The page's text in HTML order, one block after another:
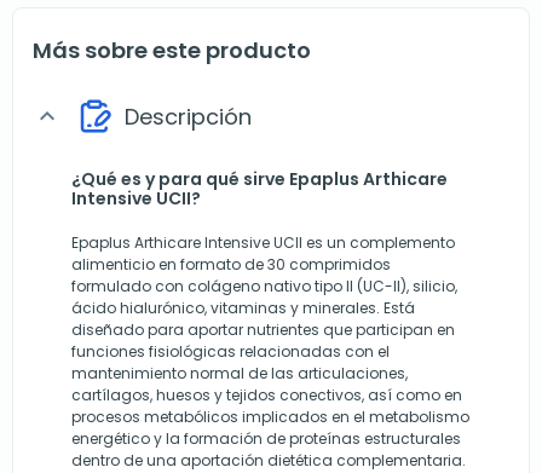
Más sobre este producto
expand_more Descripción
¿Qué es y para qué sirve Epaplus Arthicare
Intensive UCII?
Epaplus Arthicare Intensive UCII es un complemento
alimenticio en formato de 30 comprimidos
formulado con colágeno nativo tipo II (UC-II), silicio,
ácido hialurónico, vitaminas y minerales. Está
diseñado para aportar nutrientes que participan en
funciones fisiológicas relacionadas con el
mantenimiento normal de las articulaciones,
cartílagos, huesos y tejidos conectivos, así como en
procesos metabólicos implicados en el metabolismo
energético y la formación de proteínas estructurales
dentro de una aportación dietética complementaria.